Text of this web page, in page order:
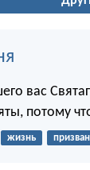
вас
потому
жизнь